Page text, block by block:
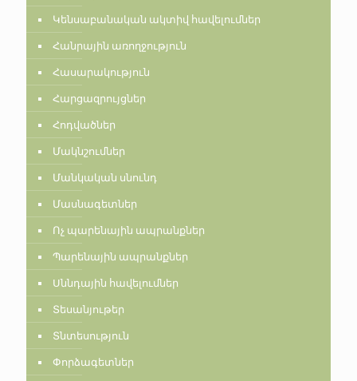
Կենսաբանական ակտիվ հավելումներ
Հանրային առողջություն
Հասարակություն
Հարցազրույցներ
Հոդվածներ
Մակնշումներ
Մանկական սնունդ
Մասնագետներ
Ոչ պարենային ապրանքներ
Պարենային ապրանքներ
Սննդային հավելումներ
Տեսանյութեր
Տնտեսություն
Փորձագետներ